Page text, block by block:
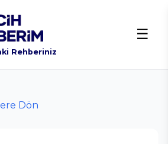
Rehberiniz
☰
Dön